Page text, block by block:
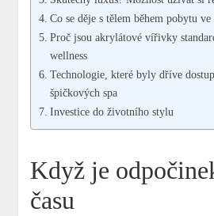
Co se děje s tělem během pobytu
Proč jsou akrylátové vířivky
wellness
Technologie, které byly dříve
špičkových spa
Investice do životního stylu
Když je
času